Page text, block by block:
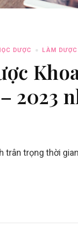
DƯỢC LÀM DƯỢC
2023
trân trọng thời